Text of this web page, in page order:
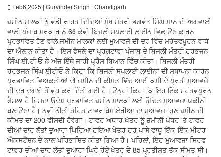
Feb6,2025 | Gurvinder Singh | Chandigarh
ਜ਼ਮੀਨ ਮਾਲਕਾਂ ਨੂੰ ਵੱਡੀ ਰਾਹਤ ਦਿੰਦਿਆਂ ਮੁੱਖ ਮੰਤਰੀ ਭਗਵੰਤ ਸਿੰਘ ਮਾਨ ਦੀ ਅਗਵਾਈ
ਵਾਲੀ ਪੰਜਾਬ ਸਰਕਾਰ ਨੇ 66 ਕੇਵੀ ਬਿਜਲੀ ਸਪਲਾਈ ਲਾਈਨ ਵਿਛਾਉਣ ਕਾਰਨ
ਪ੍ਰਭਾਵਿਤ ਹੋਣ ਵਾਲੇ ਜਮੀਨ ਮਾਲਕਾਂ ਲਈ ਮੁਆਵਜ਼ੇ ਦੀ ਦਰ ਵਿੱਚ ਮਹੱਤਵਪੂਰਨ ਵਾਧੇ
ਦਾ ਐਲਾਨ ਕੀਤਾ ਹੈ। ਇਸ ਫੈਸਲੇ ਦਾ ਪ੍ਰਗਟਾਵਾ ਪੰਜਾਬ ਦੇ ਬਿਜਲੀ ਮੰਤਰੀ ਹਰਭਜਨ
ਸਿੰਘ ਈ.ਟੀ.ਓ ਨੇ ਅੱਜ ਇੱਥੇ ਜਾਰੀ ਪ੍ਰੈਸ ਬਿਆਨ ਵਿੱਚ ਕੀਤਾ। ਬਿਜਲੀ ਮੰਤਰੀ
ਹਰਭਜਨ ਸਿੰਘ ਈਟੀਓ ਨੇ ਕਿਹਾ ਕਿ ਬਿਜਲੀ ਸਪਲਾਈ ਲਾਈਨਾਂ ਦੀ ਸਥਾਪਨਾ ਕਾਰਨ
ਪ੍ਰਭਾਵਿਤ ਵਿਅਕਤੀਆਂ ਦੀ ਜ਼ਮੀਨ ਦੀ ਕੀਮਤ ਵਿੱਚ ਆਈ ਕਮੀ ਦੇ ਪ੍ਰਤੀ ਮੁਆਵਜ਼ੇ
ਦੀ ਦਰ ਦੁੱਗਣੀ ਤੋਂ ਵੱਧ ਕਰ ਦਿੱਤੀ ਗਈ ਹੈ। ਉਨ੍ਹਾਂ ਕਿਹਾ ਕਿ ਇਹ ਇੱਕ ਮਹੱਤਵਪੂਰਨ
ਫੈਸਲਾ ਹੈ ਜਿਸਦਾ ਉਦੇਸ਼ ਪ੍ਰਭਾਵਿਤ ਜ਼ਮੀਨ ਮਾਲਕਾਂ ਲਈ ਉਚਿਤ ਮੁਆਵਜ਼ਾ ਯਕੀਨੀ
ਬਣਾਉਣਾ ਹੈ। ਨਵੀਂ ਨੀਤੀ ਤਹਿਤ ਟਾਵਰ ਬੇਸ ਏਰੀਆ ਦਾ ਮੁਆਵਜ਼ਾ ਹੁਣ ਜ਼ਮੀਨ ਦੀ
ਕੀਮਤ ਦਾ 200 ਫੀਸਦੀ ਹੋਵੇਗਾ। ਟਾਵਰ ਅਧਾਰ ਖੇਤਰ ਨੂੰ ਜ਼ਮੀਨੀ ਪੱਧਰ 'ਤੇ ਟਾਵਰ
ਦੀਆਂ ਚਾਰ ਲੱਤਾਂ ਦੁਆਰਾ ਘਿਰਿਆ ਹੋਇਆ ਖੇਤਰ ਹਰ ਪਾਸੇ ਵਾਧੂ ਇੱਕ-ਇੱਕ ਮੀਟਰ
ਐਕਸਟੈਂਸ਼ਨ ਦੇ ਨਾਲ ਪਰਿਭਾਸ਼ਿਤ ਕੀਤਾ ਗਿਆ ਹੈ। ਪਹਿਲਾਂ, ਇਹ ਮੁਆਵਜ਼ਾ ਸਿਰਫ
ਟਾਵਰ ਦੀਆਂ ਚਾਰ ਲੱਤਾਂ ਦੁਆਰਾ ਘਿਰੇ ਹੋਏ ਖੇਤਰ ਦੇ 85 ਪ੍ਰਤੀਸ਼ਤ ਤੱਕ ਸੀਮਤ ਸੀ।